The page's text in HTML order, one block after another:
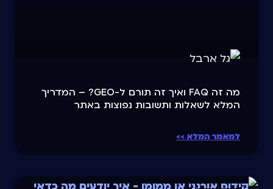
מה זה FAQ ואיך זה תורם ל-GEO? – המדריך
המלא לשאלות ותשובות נפוצות באתר
למאמר המלא >>